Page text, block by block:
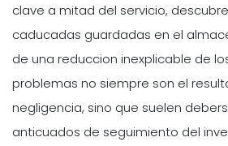
clave a mitad del servicio,
caducadas guardadas en el
de una reduccion inexplicable de
problemas no siempre son el
negligencia, sino que suelen
anticuados de seguimiento del